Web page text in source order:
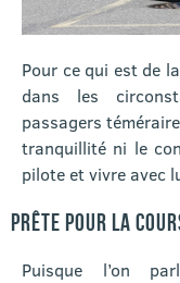
Pour ce qui est de
dans les
passagers
tranquillité ni le
pilote et vivre avec
PRÊTE POUR LA
Puisque l’on